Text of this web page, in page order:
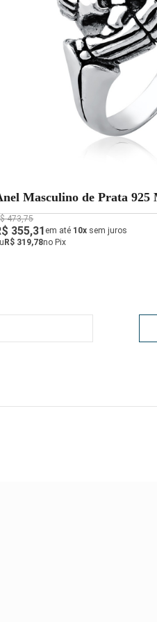
Masculino de Prata 925
Envelhecido
473,75
355,31 em até 10x sem juros
R$ 319,78no Pix